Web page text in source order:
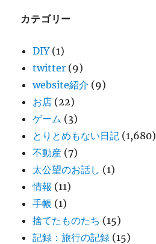
カテゴリー
DIY(1)
twitter (9)
website紹介 (9)
お店 (22)
ゲーム (3)
とりとめもない日記 (1,680)
不動産 (7)
太公望のお話し (1)
情報 (11)
手帳 (1)
捨てたものたち (15)
記録：旅行の記録 (15)